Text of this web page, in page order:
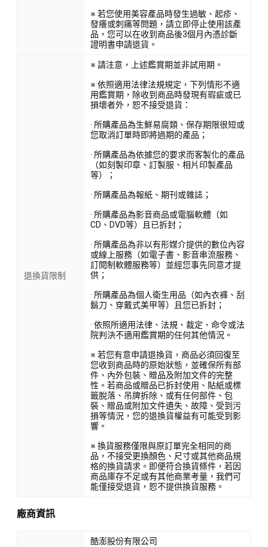
※ 若您使用美容產品時發生過敏、起疹、
發癢或刺痛等問題，請立即停止使用該產
品，您可以在收到商品後3個月內憑診斷
證明書申請退貨。
退換貨限制
※ 請注意，上述鑑賞期並非試用期。
※ 依照適用法律法規規定，下列情形不適
用鑑賞期，除收到商品時發現有瑕疵或已
損壞者外，恕不接受退貨：
· 所購產品為生鮮易腐類、保存期限很短或
您取消訂單時即將過期的產品；
· 所購產品為依據您的要求而客製化的產品
（如刻製印章、訂製服、相片印製產品
等）；
· 所購產品為報紙、期刊或雜誌；
· 所購產品為影音商品或電腦軟體（如
CD、DVD等）且已拆封；
· 所購產品為非以有形媒介提供的數位內容
或線上服務（如電子書、影音串流服務、
訂閱制軟體服務等）並經您事先同意才提
供；
· 所購產品為個人衛生用品（如內衣褲、刮
鬍刀、穿戴式美甲等）且您已拆封；
· 依照所適用法律、法規、裁定、命令或法
院判決不適用鑑賞期的任何其他情況。
※ 若您有意申請退換貨，商品必須回復至
您收到商品時的原始狀態，並確保所有部
件、內外包裝、贈品及附加文件的完整
性。若商品或贈品已拆封使用、貼紙或標
籤脫落、吊牌拆除、或有任何部件、包
裝、贈品或附加文件遺失、故障、受到污
損等情況，您的退換貨權益有可能受到影
響。
※ 換貨服務僅限與原訂單完全相同的商
品，不接受更換顏色、尺寸或其他商品規
格的換貨請求。即便符合換貨條件，若因
商品庫存不足或有其他商業考量，我們可
能僅接受退貨，恕不提供換貨服務。
廠商資訊
酷澎股份有限公司